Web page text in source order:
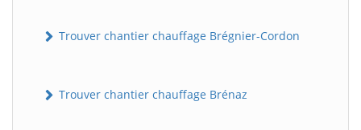
Trouver chantier chauffage Brégnier-Cordon
Trouver chantier chauffage Brénaz